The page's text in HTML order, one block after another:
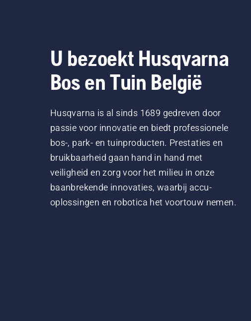
U bezoekt Husqvarna
Bos en Tuin België
Husqvarna is al sinds 1689 gedreven door
passie voor innovatie en biedt professionele
bos-, park- en tuinproducten. Prestaties en
bruikbaarheid gaan hand in hand met
veiligheid en zorg voor het milieu in onze
baanbrekende innovaties, waarbij accu-
oplossingen en robotica het voortouw nemen.